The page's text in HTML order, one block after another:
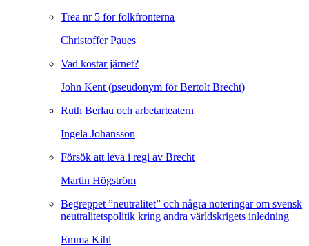
Trea nr 5 för folkfronterna
Christoffer Paues
Vad kostar järnet?
John Kent (pseudonym för Bertolt Brecht)
Ruth Berlau och arbetarteatern
Ingela Johansson
Försök att leva i regi av Brecht
Martin Högström
Begreppet ”neutralitet” och några noteringar om svensk
neutralitetspolitik kring andra världskrigets inledning
Emma Kihl